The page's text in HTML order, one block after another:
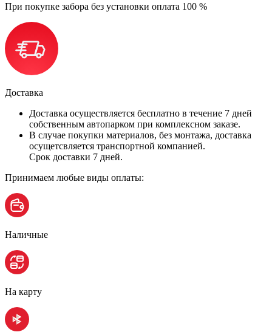
При покупке забора без установки оплата 100 %
Доставка
Доставка осуществляется бесплатно в течение 7 дней
собственным автопарком при комплексном заказе.
В случае покупки материалов, без монтажа, доставка
осущетсвляется транспортной компанией.
Срок доставки 7 дней.
Принимаем любые виды оплаты:
Наличные
На карту